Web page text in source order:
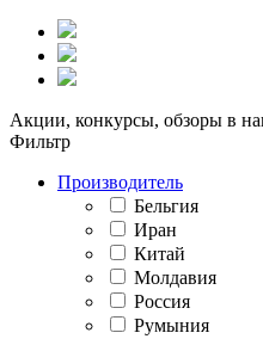
Акции, конкурсы, обзоры в
Фильтр
Производитель
Бельгия
Иран
Китай
Молдавия
Россия
Румыния